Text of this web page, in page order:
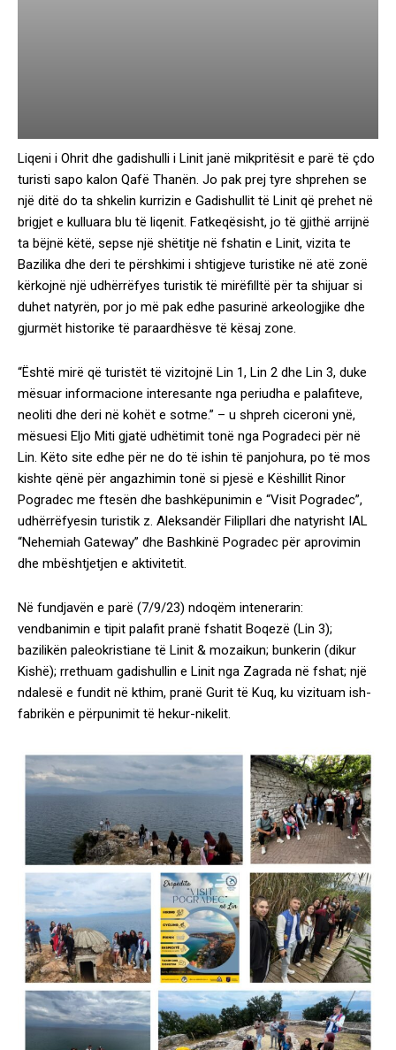
Liqeni i Ohrit dhe gadishulli i Linit janë mikpritësit e parë të çdo
turisti sapo kalon Qafë Thanën. Jo pak prej tyre shprehen se
një ditë do ta shkelin kurrizin e Gadishullit të Linit që prehet në
brigjet e kulluara blu të liqenit. Fatkeqësisht, jo të gjithë arrijnë
ta bëjnë këtë, sepse një shëtitje në fshatin e Linit, vizita te
Bazilika dhe deri te përshkimi i shtigjeve turistike në atë zonë
kërkojnë një udhërrëfyes turistik të mirëfilltë për ta shijuar si
duhet natyrën, por jo më pak edhe pasurinë arkeologjike dhe
gjurmët historike të paraardhësve të kësaj zone.
“Është mirë që turistët të vizitojnë Lin 1, Lin 2 dhe Lin 3, duke
mësuar informacione interesante nga periudha e palafiteve,
neoliti dhe deri në kohët e sotme.” – u shpreh ciceroni ynë,
mësuesi Eljo Miti gjatë udhëtimit tonë nga Pogradeci për në
Lin. Këto site edhe për ne do të ishin të panjohura, po të mos
kishte qënë për angazhimin tonë si pjesë e Këshillit Rinor
Pogradec me ftesën dhe bashkëpunimin e “Visit Pogradec”,
udhërrëfyesin turistik z. Aleksandër Filipllari dhe natyrisht IAL
“Nehemiah Gateway” dhe Bashkinë Pogradec për aprovimin
dhe mbështjetjen e aktivitetit.
Në fundjavën e parë (7/9/23) ndoqëm intenerarin:
vendbanimin e tipit palafit pranë fshatit Boqezë (Lin 3);
bazilikën paleokristiane të Linit & mozaikun; bunkerin (dikur
Kishë); rrethuam gadishullin e Linit nga Zagrada në fshat; një
ndalesë e fundit në kthim, pranë Gurit të Kuq, ku vizituam ish-
fabrikën e përpunimit të hekur-nikelit.